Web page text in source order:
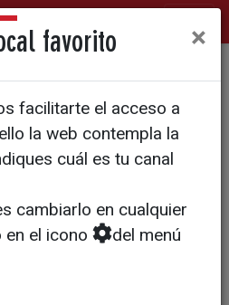
nos
en la
favorito ×
facilitarte el acceso a
la web contempla la
cuál es tu canal
cambiarlo en cualquier
el icono
del menú